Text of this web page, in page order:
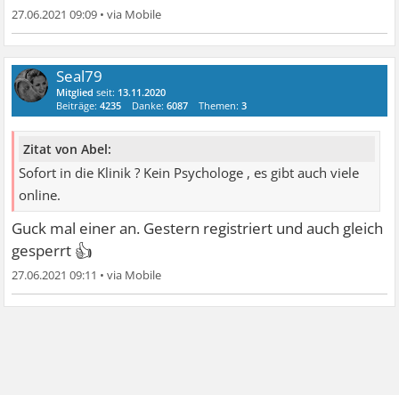
27.06.2021 09:09 •
Seal79
Mitglied seit: 13.11.2020
Beiträge:4235 Danke:6087 Themen:3
Zitat von Abel:
Sofort in die Klinik ? Kein Psychologe , es gibt auch viele
online.
Guck mal einer an. Gestern registriert und auch gleich
gesperrt 👍
27.06.2021 09:11 •